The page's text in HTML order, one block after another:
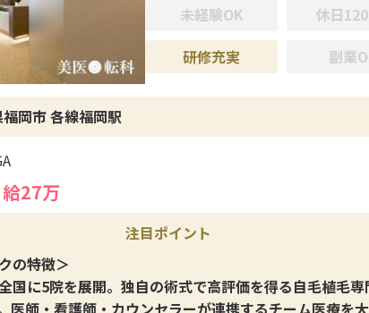
未経験OK
休日
研修充実
副業
岡市 各線福岡駅
27万
注目ポイント
の特徴＞
国に5院を展開。独自の術式で高評価を得る自毛植毛専
医師・看護師・カウンセラーが連携するチーム医療を